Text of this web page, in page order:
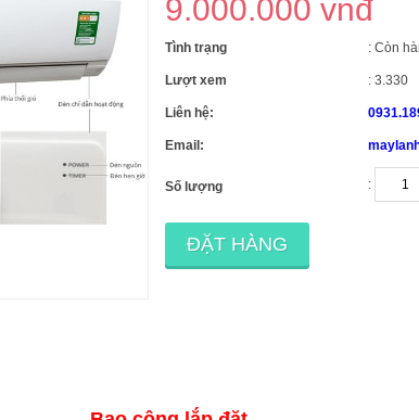
9.000.000 vnđ
Tình trạng : Còn
Lượt xem : 3.330
Liên hệ:
Email:
Số lượng :
ĐẶT HÀNG